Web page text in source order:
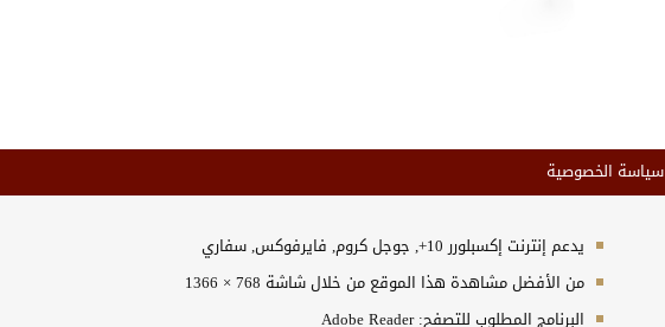
سياسة الخصوصية
يدعم إنترنت إكسبلورر 10+, جوجل كروم, فايرفوكس, سفاري
من الأفضل مشاهدة هذا الموقع من خلال شاشة 768 × 1366
البرنامج المطلوب للتصفح: Adobe Reader